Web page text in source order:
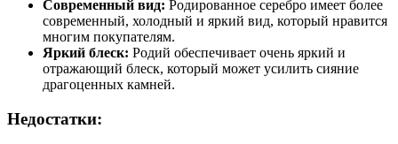
Современный вид: Родированное серебро имеет более
современный, холодный и яркий вид, который нравится
многим покупателям.
Яркий блеск: Родий обеспечивает очень яркий и
отражающий блеск, который может усилить сияние
драгоценных камней.
Недостатки: